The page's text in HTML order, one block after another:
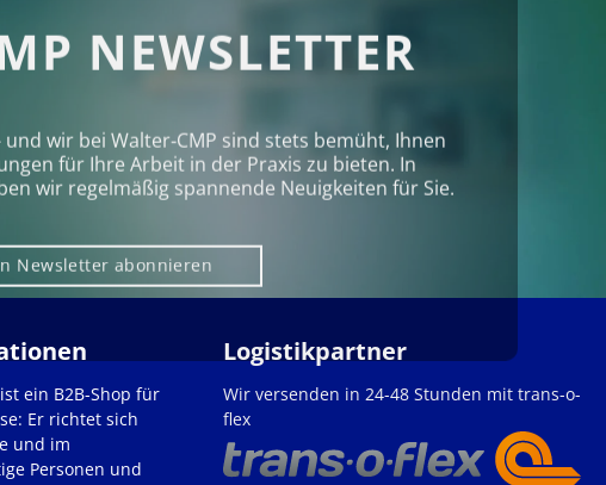
NEWSLETTER
wir bei Walter‑CMP sind stets bemüht, Ihnen
für Ihre Arbeit in der Praxis zu bieten. In
wir regelmäßig spannende Neuigkeiten für Sie.
Newsletter abonnieren
ein B2B-Shop für
Er richtet sich
und im
Personen und
Logistikpartner
Wir versenden in 24-48 Stunden mit trans-o-
flex